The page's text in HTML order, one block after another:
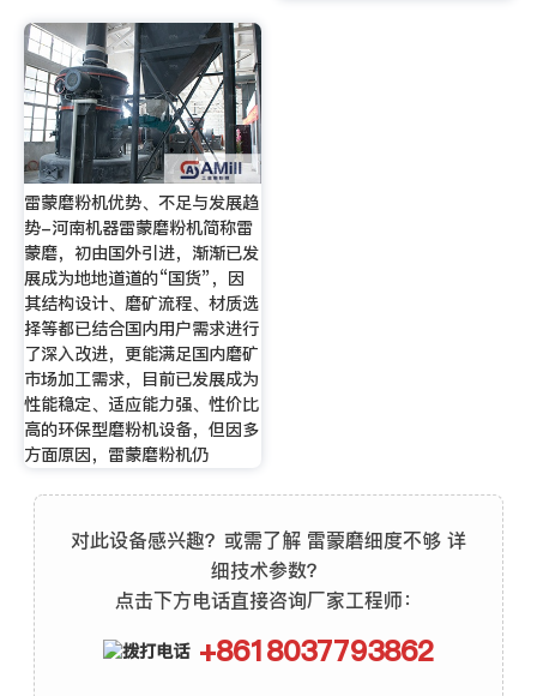
雷蒙磨粉机优势、不足与发展趋
势-河南机器雷蒙磨粉机简称雷
蒙磨，初由国外引进，渐渐已发
展成为地地道道的“国货”，因
其结构设计、磨矿流程、材质选
择等都已结合国内用户需求进行
了深入改进，更能满足国内磨矿
市场加工需求，目前已发展成为
性能稳定、适应能力强、性价比
高的环保型磨粉机设备，但因多
方面原因，雷蒙磨粉机仍
对此设备感兴趣？或需了解 雷蒙磨细度不够 详
细技术参数？
点击下方电话直接咨询厂家工程师：
+8618037793862